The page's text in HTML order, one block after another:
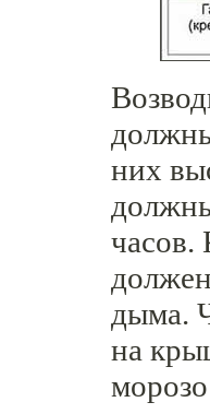
них
часов.
дыма.
на